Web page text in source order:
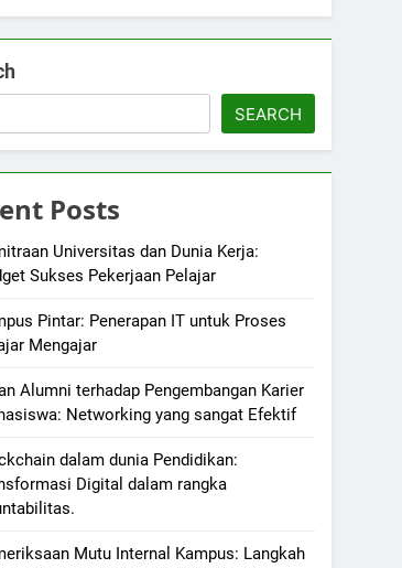
SEARCH
Posts
Universitas dan Dunia Kerja:
Sukses Pekerjaan Pelajar
Pintar: Penerapan IT untuk Proses
Mengajar
Alumni terhadap Pengembangan Karier
Networking yang sangat Efektif
dalam dunia Pendidikan:
Digital dalam rangka
Mutu Internal Kampus: Langkah